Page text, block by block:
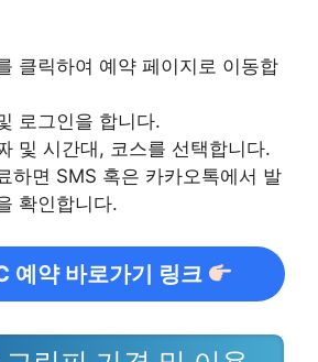
클릭하여 예약 페이지로 이동합
로그인을 합니다.
및 시간대, 코스를 선택합니다.
하면 SMS 혹은 카카오톡에서 발
확인합니다.
예약 바로가기 링크